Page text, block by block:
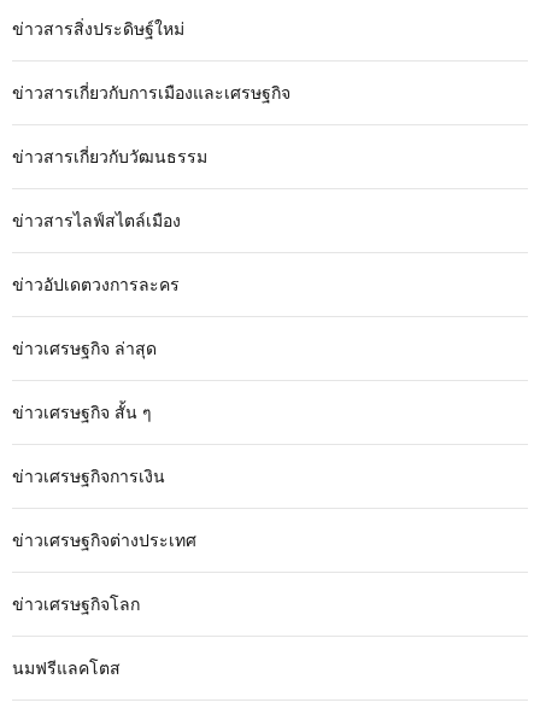
ข่าวสารสิ่งประดิษฐ์ใหม่
ข่าวสารเกี่ยวกับการเมืองและเศรษฐกิจ
ข่าวสารเกี่ยวกับวัฒนธรรม
ข่าวสารไลฟ์สไตล์เมือง
ข่าวอัปเดตวงการละคร
ข่าวเศรษฐกิจ ล่าสุด
ข่าวเศรษฐกิจ สั้น ๆ
ข่าวเศรษฐกิจการเงิน
ข่าวเศรษฐกิจต่างประเทศ
ข่าวเศรษฐกิจโลก
นมฟรีแลคโตส